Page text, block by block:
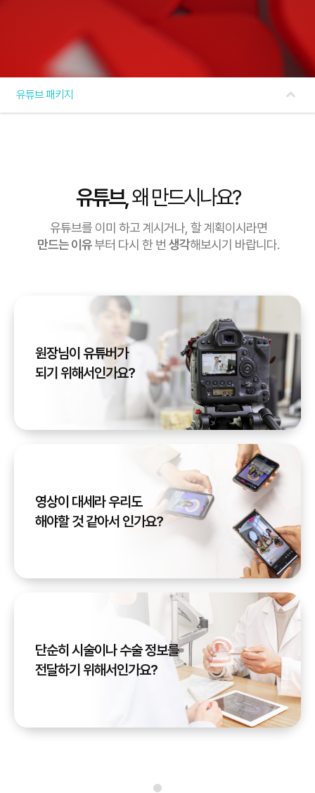
유튜브 패키지 expand_less
유튜브,왜 만드시나요?
유튜브를 이미 하고 계시거나, 할 계획이시라면
만드는 이유부터 다시 한 번 생각해보시기 바랍니다.
원장님이 유튜버가
되기 위해서인가요?
영상이 대세라 우리도
해야할 것 같아서 인가요?
단순히 시술이나 수술 정보를
전달하기 위해서인가요?